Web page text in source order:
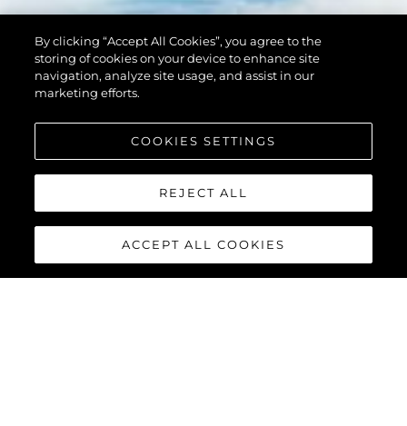
By clicking “Accept All Cookies”, you agree to the
storing of cookies on your device to enhance site
navigation, analyze site usage, and assist in our
marketing efforts.
COOKIES SETTINGS
REJECT ALL
ACCEPT ALL COOKIES